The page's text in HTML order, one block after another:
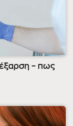
– πως